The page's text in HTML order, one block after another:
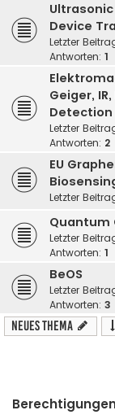
Device
Letzter
Antworten: 1
Geiger,
Detection
Letzter
Antworten: 2
EU
Letzter
Quantum
Letzter
Antworten: 1
BeOS
Letzter
Antworten: 3
Neues Thema